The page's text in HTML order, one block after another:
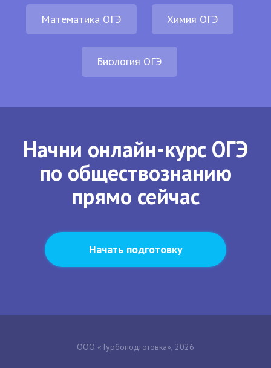
Математика ОГЭ Химия ОГЭ
Биология ОГЭ
Начни онлайн-курс ОГЭ
по обществознанию
прямо сейчас
Начать подготовку
ООО «Турбоподготовка», 2026